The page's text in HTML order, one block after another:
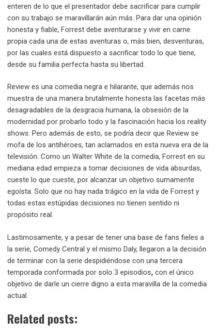
enteren de lo que el presentador debe sacrificar para cumplir
con su trabajo se maravillarán aún más. Para dar una opinión
honesta y fiable, Forrest debe aventurarse y vivir en carne
propia cada una de estas aventuras o, más bien, desventuras,
por las cuales está dispuesto a sacrificar todo lo que tiene,
desde su familia perfecta hasta su libertad.
Review es una comedia negra e hilarante, que además nos
muestra de una manera brutalmente honesta las facetas más
desagradables de la desgracia humana, la obsesión de la
modernidad por probarlo todo y la fascinación hacia los reality
shows. Pero además de esto, se podría decir que Review se
mofa de los antihéroes, tan aclamados en esta nueva era de la
televisión. Como un Walter White de la comedia, Forrest en su
mediana edad empieza a tomar decisiones de vida absurdas,
cueste lo que cueste, por alcanzar un objetivo sumamente
egoísta. Solo que no hay nada trágico en la vida de Forrest y
todas estas estúpidas decisiones no tienen sentido ni
propósito real.
Lastimosamente, y a pesar de tener una base de fans fieles a
la serie, Comedy Central y el mismo Daly, llegaron a la decisión
de terminar con la serie despidiéndose con una tercera
temporada conformada por solo 3 episodios, con el único
objetivo de darle un cierre digno a esta maravilla de la comedia
actual.
Related posts: